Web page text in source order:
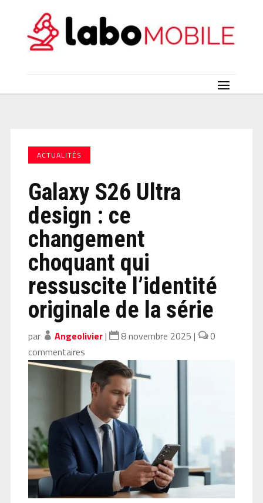
ACTUALITÉS
Galaxy S26 Ultra
design : ce
changement
choquant qui
ressuscite l’identité
originale de la série
par Angeolivier| 8 novembre 2025 |
0
commentaires